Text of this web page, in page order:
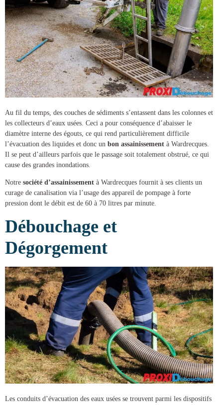
Au fil du temps, des couches de sédiments s’entassent dans les colonnes et
les collecteurs d’eaux usées. Ceci a pour conséquence d’abaisser le
diamètre interne des égouts, ce qui rend particulièrement difficile
l’évacuation des liquides et donc un bon assainissement à Wardrecques
Il se peut d’ailleurs parfois que le passage soit totalement obstrué, ce qui
cause des grandes inondations.
Notre société d’assainissement à Wardrecques fournit à ses clients un
curage de canalisation via l’usage des appareil de pompage à forte
pression dont le débit est de 60 à 70 litres par minute.
Débouchage et
Dégorgement
Les conduits d’évacuation des eaux usées se trouvent parmi les dispositifs